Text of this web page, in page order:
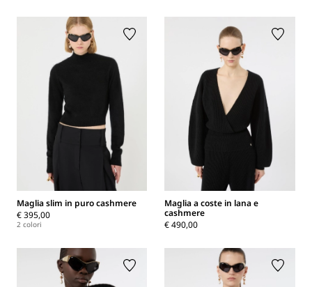
Maglia slim in puro cashmere
€ 395,00
2 colori
Maglia a coste in lana e
cashmere
€ 490,00